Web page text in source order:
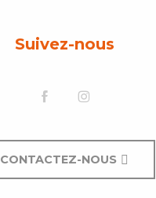
Suivez-nous
CONTACTEZ-NOUS